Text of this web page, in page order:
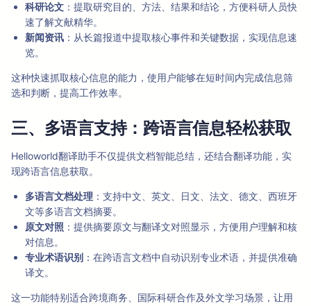
科研论文 ：提取研究目的、方法、结果和结论，方便科研人员快
速了解文献精华。
新闻资讯 ：从长篇报道中提取核心事件和关键数据，实现信息速
览。
这种快速抓取核心信息的能力，使用户能够在短时间内完成信息筛
选和判断，提高工作效率。
三、多语言支持：跨语言信息轻松获取
Helloworld翻译助手不仅提供文档智能总结，还结合翻译功能，实
现跨语言信息获取。
多语言文档处理 ：支持中文、英文、日文、法文、德文、西班牙
文等多语言文档摘要。
原文对照 ：提供摘要原文与翻译文对照显示，方便用户理解和核
对信息。
专业术语识别 ：在跨语言文档中自动识别专业术语，并提供准确
译文。
这一功能特别适合跨境商务、国际科研合作及外文学习场景，让用